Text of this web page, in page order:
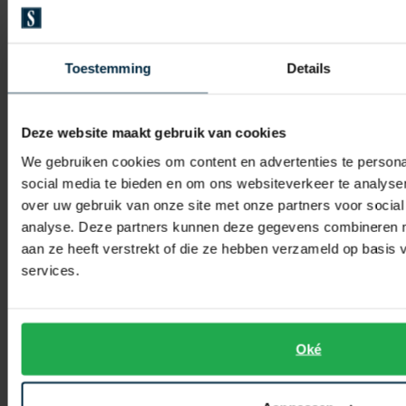
Toestemming Details
Deze website maakt gebruik van cookies
We gebruiken cookies om content en advertenties te
social media te bieden en om ons websiteverkeer te
over uw gebruik van onze site met onze partners voor
analyse. Deze partners kunnen deze gegevens combineren
aan ze heeft verstrekt of die ze hebben verzameld op basis
services.
Oké
Polo Ralph Lauren
€ 175,00
€ 140,00 -
20%
Polo Ralph Lauren
€ 165,00
€ 132,00
Toevoegen aan favorieten